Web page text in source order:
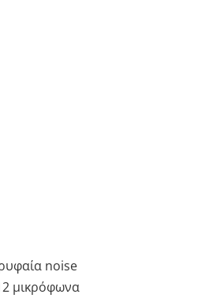
noise
μικρόφωνα